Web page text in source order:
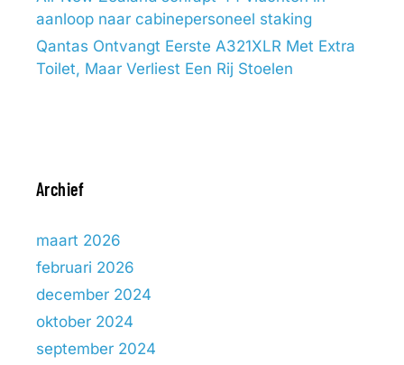
aanloop naar cabinepersoneel staking
Qantas Ontvangt Eerste A321XLR Met Extra
Toilet, Maar Verliest Een Rij Stoelen
Archief
maart 2026
februari 2026
december 2024
oktober 2024
september 2024